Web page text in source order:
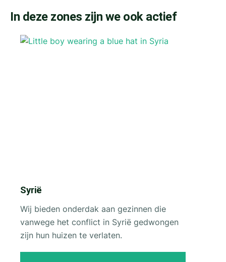
In deze zones zijn we ook actief
Syrië
Wij bieden onderdak aan gezinnen die
vanwege het conflict in Syrië gedwongen
zijn hun huizen te verlaten.